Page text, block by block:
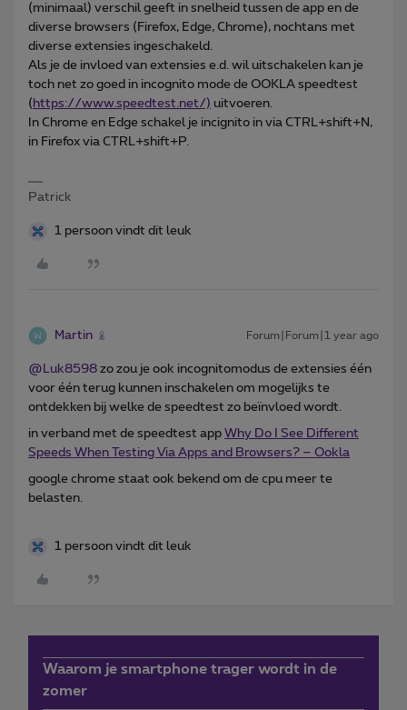
(minimaal) verschil geeft in snelheid tussen de app en de
diverse browsers (Firefox, Edge, Chrome), nochtans met
diverse extensies ingeschakeld.
Als je de invloed van extensies e.d. wil uitschakelen kan je
toch net zo goed in incognito mode de OOKLA speedtest
( https://www.speedtest.net/) uitvoeren.
In Chrome en Edge schakel je incignito in via CTRL+shift+N,
in Firefox via CTRL+shift+P.
Patrick
1 persoon vindt dit leuk
Martin Forum|Forum|1 year ago
@Luk8598 zo zou je ook incognitomodus de extensies één
voor één terug kunnen inschakelen om mogelijks te
ontdekken bij welke de speedtest zo beïnvloed wordt.
in verband met de speedtest app Why Do I See Different
Speeds When Testing Via Apps and Browsers? – Ookla
google chrome staat ook bekend om de cpu meer te
belasten.
1 persoon vindt dit leuk
Waarom je smartphone trager wordt in de
zomer